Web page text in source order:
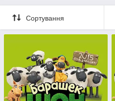
Сортування